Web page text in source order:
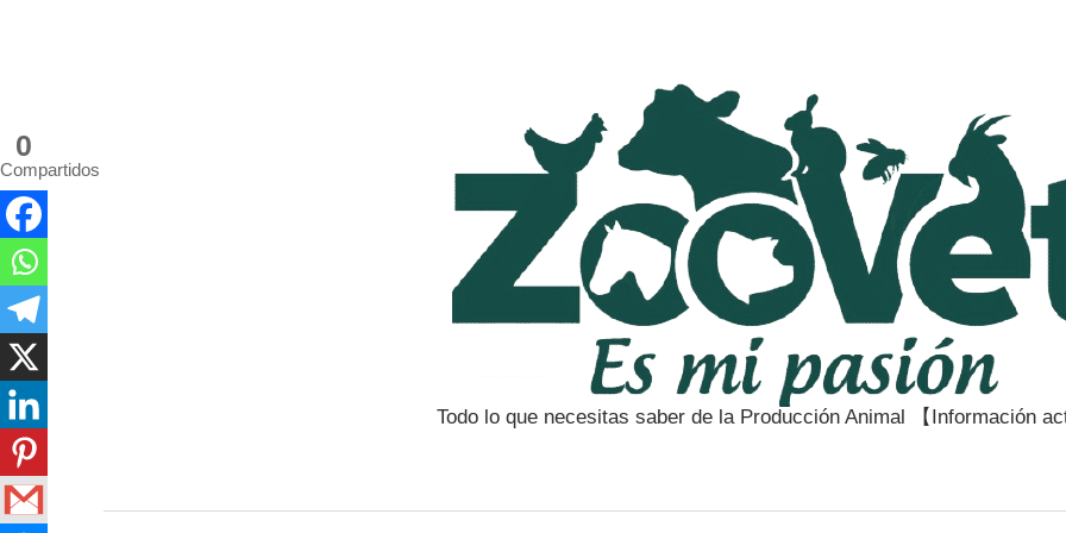
Todo lo que necesitas saber de la Producción Animal 【Información
0
Compartidos